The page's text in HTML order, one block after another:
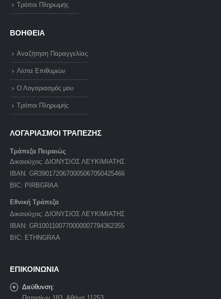
Τρόποι Πληρωμής
ΒΟΗΘΕΙΑ
Αναζήτηση Παραγγελίας
Λίστα Επιθυμιών
Ο Λογαριασμός μου
Τρόποι Πληρωμής
ΛΟΓΑΡΙΑΣΜΟΙ ΤΡΑΠΕΖΗΣ
Τράπεζα Πειραιώς
Δικαιούχος: ΔΙΟΝΥΣΙΟΣ ΛΕΥΚΙΜΙΑΤΗΣ
IBAN: GR3901720670005067050425466
BIC: PIRBGRAA
Εθνική Τράπεζα
Δικαιούχος: ΔΙΟΝΥΣΙΟΣ ΛΕΥΚΙΜΙΑΤΗΣ
IBAN: GR1001100770000007794362355
BIC: ETHNGRAA
ΕΠΙΚΟΙΝΩΝΙΑ
Διεύθυνση: